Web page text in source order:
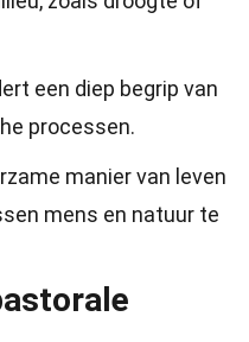
een diep begrip van
processen.
manier van leven
mens en natuur te